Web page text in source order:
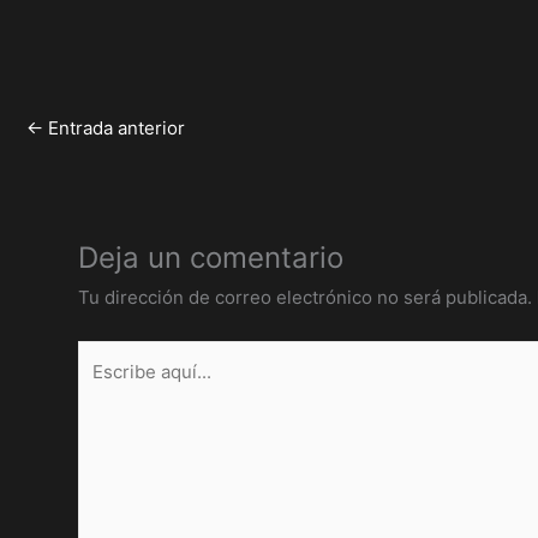
← Entrada anterior
Deja un comentario
Tu dirección de correo electrónico no será publicada.